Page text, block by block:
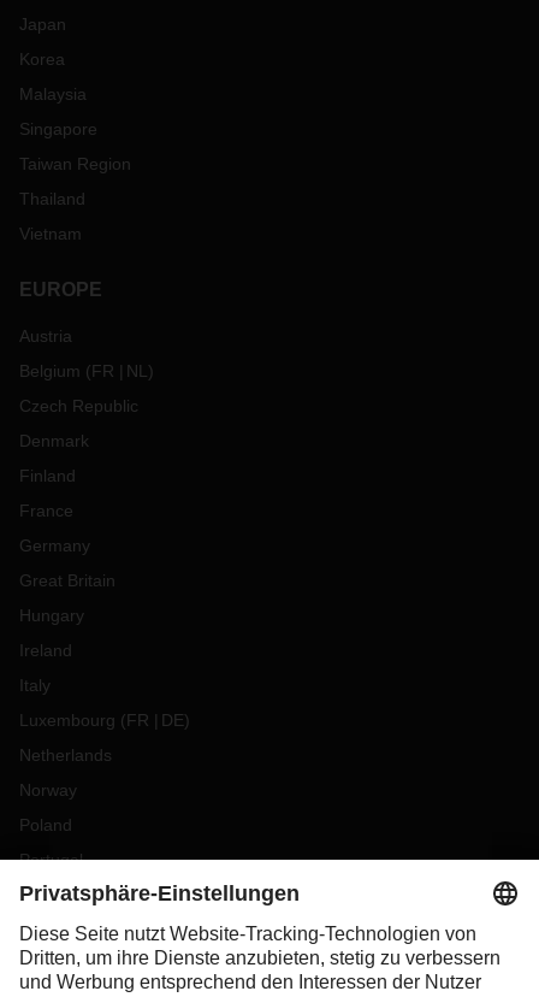
Japan
Korea
Malaysia
Singapore
Taiwan Region
Thailand
Vietnam
EUROPE
Austria
Belgium (FR NL )
Czech Republic
Denmark
Finland
France
Germany
Great Britain
Hungary
Ireland
Italy
Luxembourg (FR DE)
Netherlands
Norway
Poland
Portugal
Romania
Slovakia
Spain